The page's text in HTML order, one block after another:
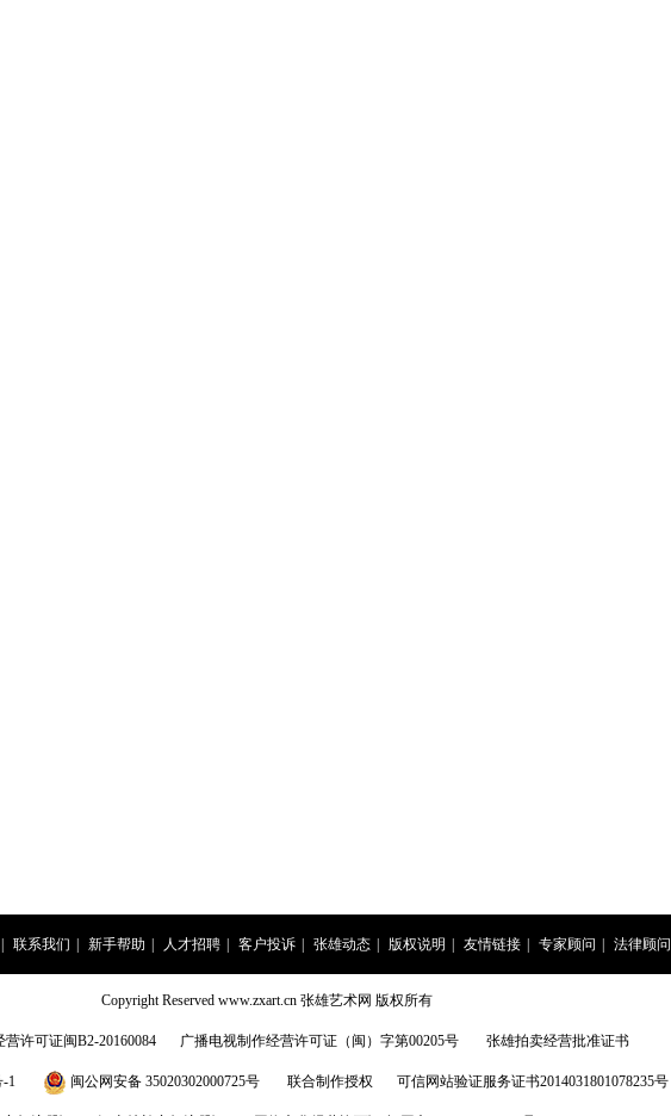
联系我们 新手帮助 人才招聘 客户投诉 张雄动态 版权说明 友情链接 专家顾问 法律顾问
Copyright Reserved www.zxart.cn 张雄艺术网 版权所有
许可证闽B2-20160084 广播电视制作经营许可证（闽）字第00205号 张雄拍卖经营批准证书
-1 闽公网安备 35020302000725号 联合制作授权 可信网站验证服务证书2014031801078235号